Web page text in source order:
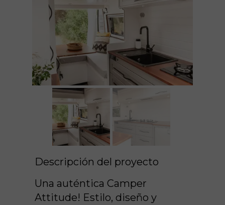
Descripción del proyecto
Una auténtica Camper
Attitude! Estilo, diseño y